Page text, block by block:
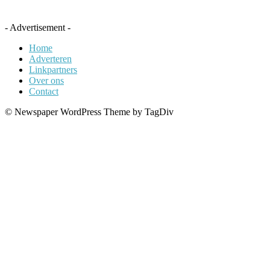
- Advertisement -
Home
Adverteren
Linkpartners
Over ons
Contact
© Newspaper WordPress Theme by TagDiv